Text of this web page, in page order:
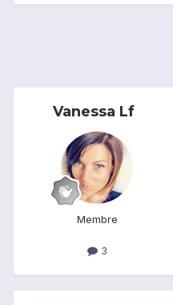
Vanessa Lf
Membre
3